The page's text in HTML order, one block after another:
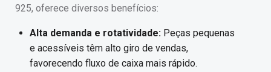
925, oferece diversos benefícios:
Alta demanda e rotatividade: Peças pequenas
e acessíveis têm alto giro de vendas,
favorecendo fluxo de caixa mais rápido.